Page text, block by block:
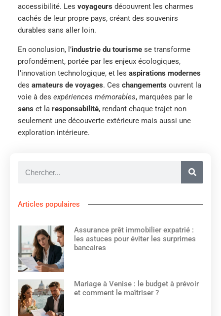
accessibilité. Les voyageurs découvrent les charmes
cachés de leur propre pays, créant des souvenirs
durables sans aller loin.
En conclusion, l’industrie du tourisme se transforme
profondément, portée par les enjeux écologiques,
l’innovation technologique, et les aspirations modernes
des amateurs de voyages. Ces changements ouvrent la
voie à des expériences mémorables, marquées par le
sens et la responsabilité, rendant chaque trajet non
seulement une découverte extérieure mais aussi une
exploration intérieure.
Articles populaires
Assurance prêt immobilier expatrié :
les astuces pour éviter les surprimes
bancaires
Mariage à Venise : le budget à prévoir
et comment le maîtriser ?